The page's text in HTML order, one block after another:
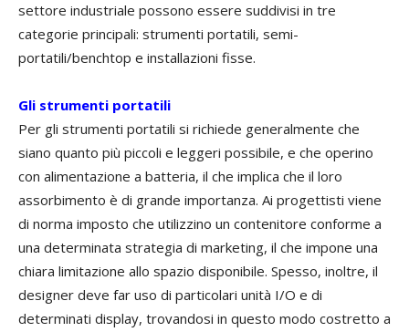
settore industriale possono essere suddivisi in tre
categorie principali: strumenti portatili, semi-
portatili/benchtop e installazioni fisse.
Gli strumenti portatili
Per gli strumenti portatili si richiede generalmente che
siano quanto più piccoli e leggeri possibile, e che operino
con alimentazione a batteria, il che implica che il loro
assorbimento è di grande importanza. Ai progettisti viene
di norma imposto che utilizzino un contenitore conforme a
una determinata strategia di marketing, il che impone una
chiara limitazione allo spazio disponibile. Spesso, inoltre, il
designer deve far uso di particolari unità I/O e di
determinati display, trovandosi in questo modo costretto a